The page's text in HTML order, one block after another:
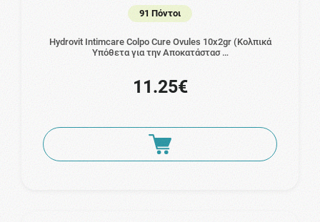
91 Πόντοι
Hydrovit Intimcare Colpo Cure Ovules 10x2gr (Κολπικά
Υπόθετα για την Αποκατάστασ …
11.25€